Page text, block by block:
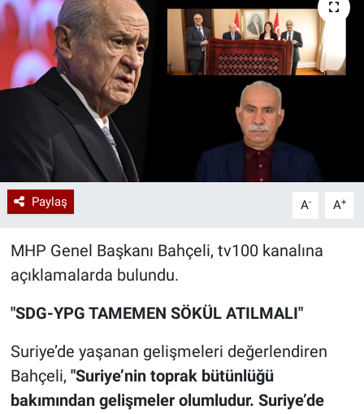
Paylaş A- A+
MHP Genel Başkanı Bahçeli, tv100 kanalına
açıklamalarda bulundu.
"SDG-YPG TAMEMEN SÖKÜL ATILMALI"
Suriye’de yaşanan gelişmeleri değerlendiren
Bahçeli, "Suriye’nin toprak bütünlüğü
bakımından gelişmeler olumludur. Suriye’de
Sağlık
Teknoloji
Ramazan